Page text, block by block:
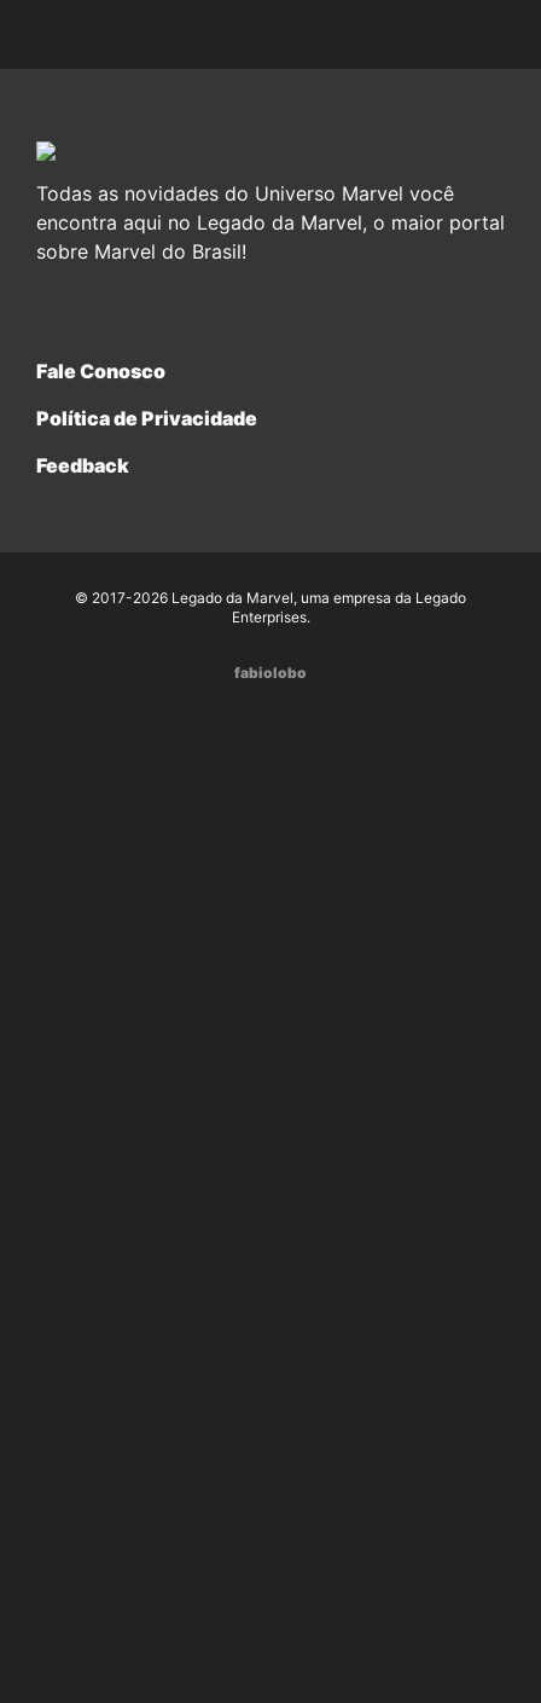
Todas as novidades do Universo Marvel você
encontra aqui no Legado da Marvel, o maior portal
sobre Marvel do Brasil!
Fale Conosco
Política de Privacidade
Feedback
© 2017-2026 Legado da Marvel, uma empresa da Legado
Enterprises.
fabiolobo